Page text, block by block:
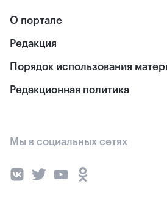
О портале
Редакция
Порядок использования
Редакционная политика
Мы в социальных сетях